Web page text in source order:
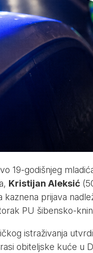
19-godišnjeg
Kristijan Aleksić
prijava
PU šibensko-
istraživanja
obiteljske kuće u